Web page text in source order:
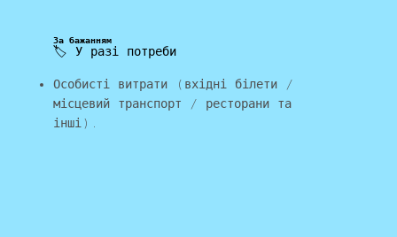
За бажанням
🏷️ У разі потреби
Особисті витрати (вхідні білети /
місцевий транспорт / ресторани та
інші).